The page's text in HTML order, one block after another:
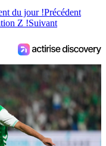
du jour !Précédent
Z !Suivant